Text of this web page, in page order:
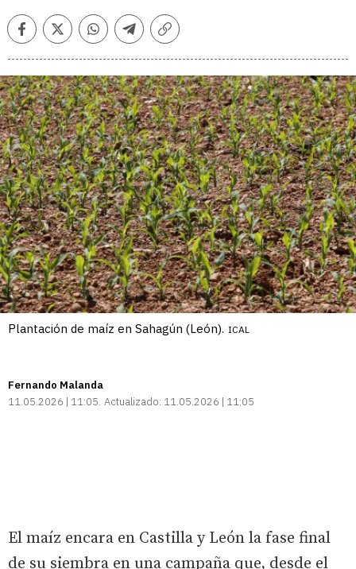
FacebookTwitterWhatsappTelegramCopiar
Plantación de maíz en Sahagún (León). ICAL
Fernando Malanda
11.05.2026 | 11:05 Actualizado: 11.05.2026 | 11:05
El maíz encara en Castilla y León la fase final
de su siembra en una campaña que, desde el